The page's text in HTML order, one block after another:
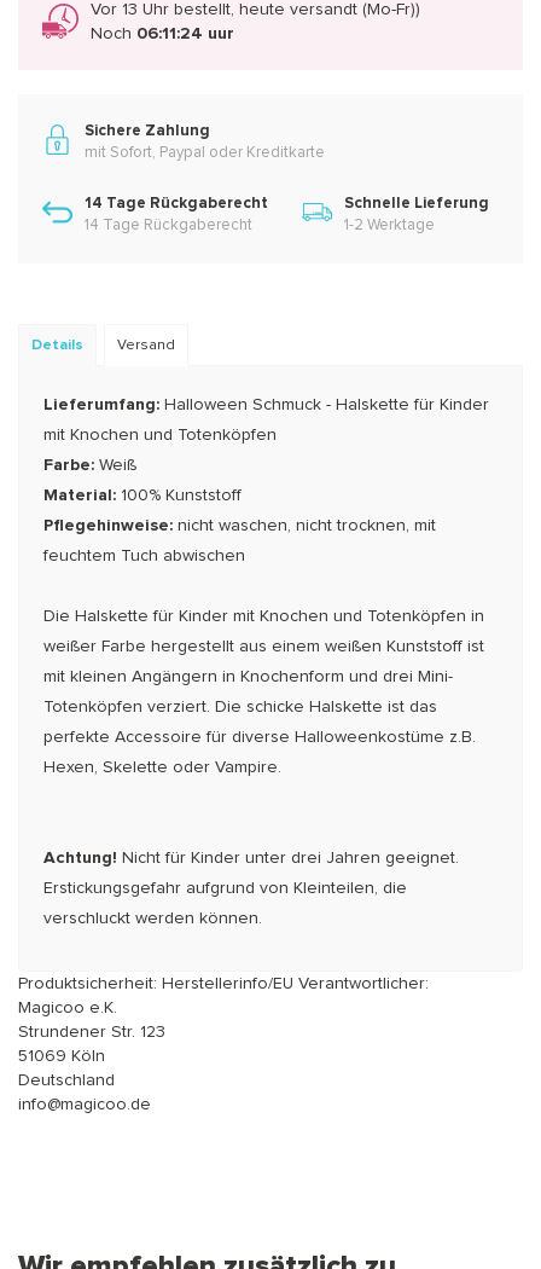
Vor 13 Uhr bestellt, heute versandt (Mo-Fr))
Noch 06:11:24 uur
Sichere Zahlung
mit Sofort, Paypal oder Kreditkarte
14 Tage Rückgaberecht
14 Tage Rückgaberecht
Schnelle Lieferung
1-2 Werktage
Details Versand
Lieferumfang: Halloween Schmuck - Halskette für Kinder
mit Knochen und Totenköpfen
Farbe: Weiß
Material: 100% Kunststoff
Pflegehinweise: nicht waschen, nicht trocknen, mit
feuchtem Tuch abwischen
Die Halskette für Kinder mit Knochen und Totenköpfen in
weißer Farbe hergestellt aus einem weißen Kunststoff ist
mit kleinen Angängern in Knochenform und drei Mini-
Totenköpfen verziert. Die schicke Halskette ist das
perfekte Accessoire für diverse Halloweenkostüme z.B.
Hexen, Skelette oder Vampire.
Achtung! Nicht für Kinder unter drei Jahren geeignet.
Erstickungsgefahr aufgrund von Kleinteilen, die
verschluckt werden können.
Produktsicherheit: Herstellerinfo/EU Verantwortlicher:
Magicoo e.K.
Strundener Str. 123
51069 Köln
Deutschland
info@magicoo.de